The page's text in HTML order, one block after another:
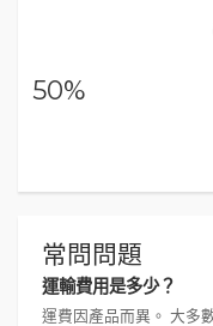
50%
常問問題
運輸費用是多少？
運費因產品而異。 大多